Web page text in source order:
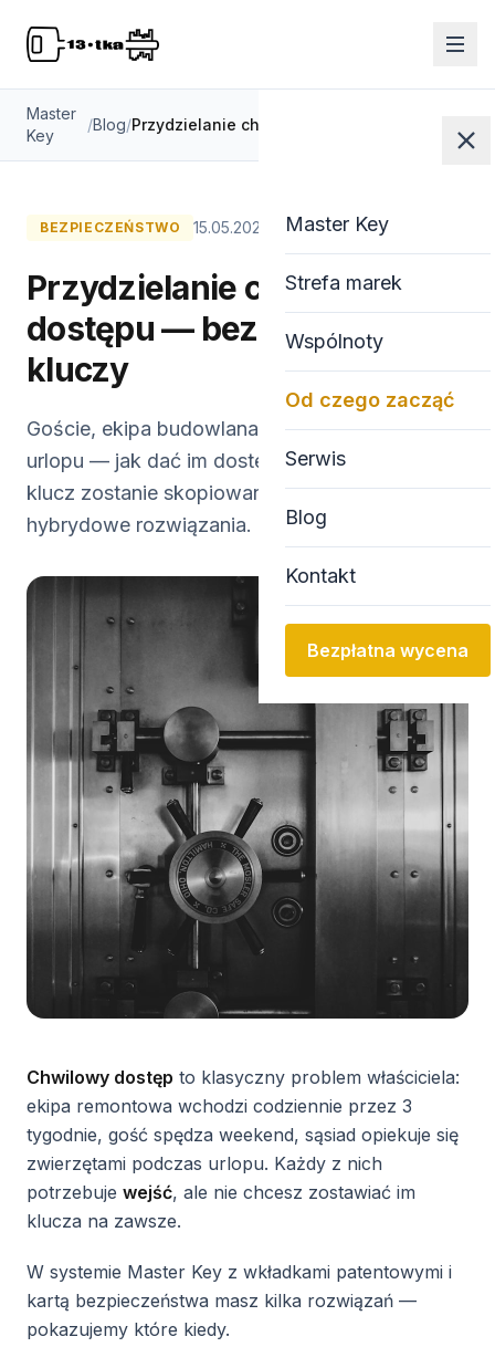
Master Key
Strefa marek
Wspólnoty
Od czego zacząć
Serwis
Blog
Kontakt
Bezpłatna wycena
Master
Key
/Blog/
BEZPIECZEŃSTWO 15.05.2026 · 7 min
Przydzielanie chwilowego
dostępu — bez wymiany
kluczy
Goście, ekipa budowlana, sąsiad podczas
urlopu — jak dać im dostęp bez ryzyka, że
klucz zostanie skopiowany. Mechaniczne i
hybrydowe rozwiązania.
Chwilowy dostęp to klasyczny problem właściciela:
ekipa remontowa wchodzi codziennie przez 3
tygodnie, gość spędza weekend, sąsiad opiekuje się
zwierzętami podczas urlopu. Każdy z nich
potrzebuje wejść, ale nie chcesz zostawiać im
klucza na zawsze.
W systemie Master Key z wkładkami patentowymi i
kartą bezpieczeństwa masz kilka rozwiązań —
pokazujemy które kiedy.